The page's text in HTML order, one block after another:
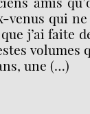
venus qui
j’ai faite
volumes
une (…)